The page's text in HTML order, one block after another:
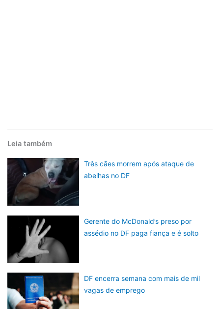
Leia também
Três cães morrem após ataque de
abelhas no DF
Gerente do McDonald’s preso por
assédio no DF paga fiança e é solto
DF encerra semana com mais de mil
vagas de emprego